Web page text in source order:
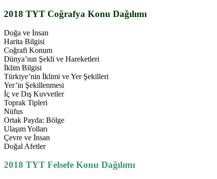
2018 TYT Coğrafya Konu Dağılımı
Doğa ve İnsan
Harita Bilgisi
Coğrafi Konum
Dünya’nın Şekli ve Hareketleri
İklim Bilgisi
Türkiye’nin İklimi ve Yer Şekilleri
Yer’in Şekillenmesi
İç ve Dış Kuvvetler
Toprak Tipleri
Nüfus
Ortak Payda: Bölge
Ulaşım Yolları
Çevre ve İnsan
Doğal Afetler
2018 TYT Felsefe Konu Dağılımı